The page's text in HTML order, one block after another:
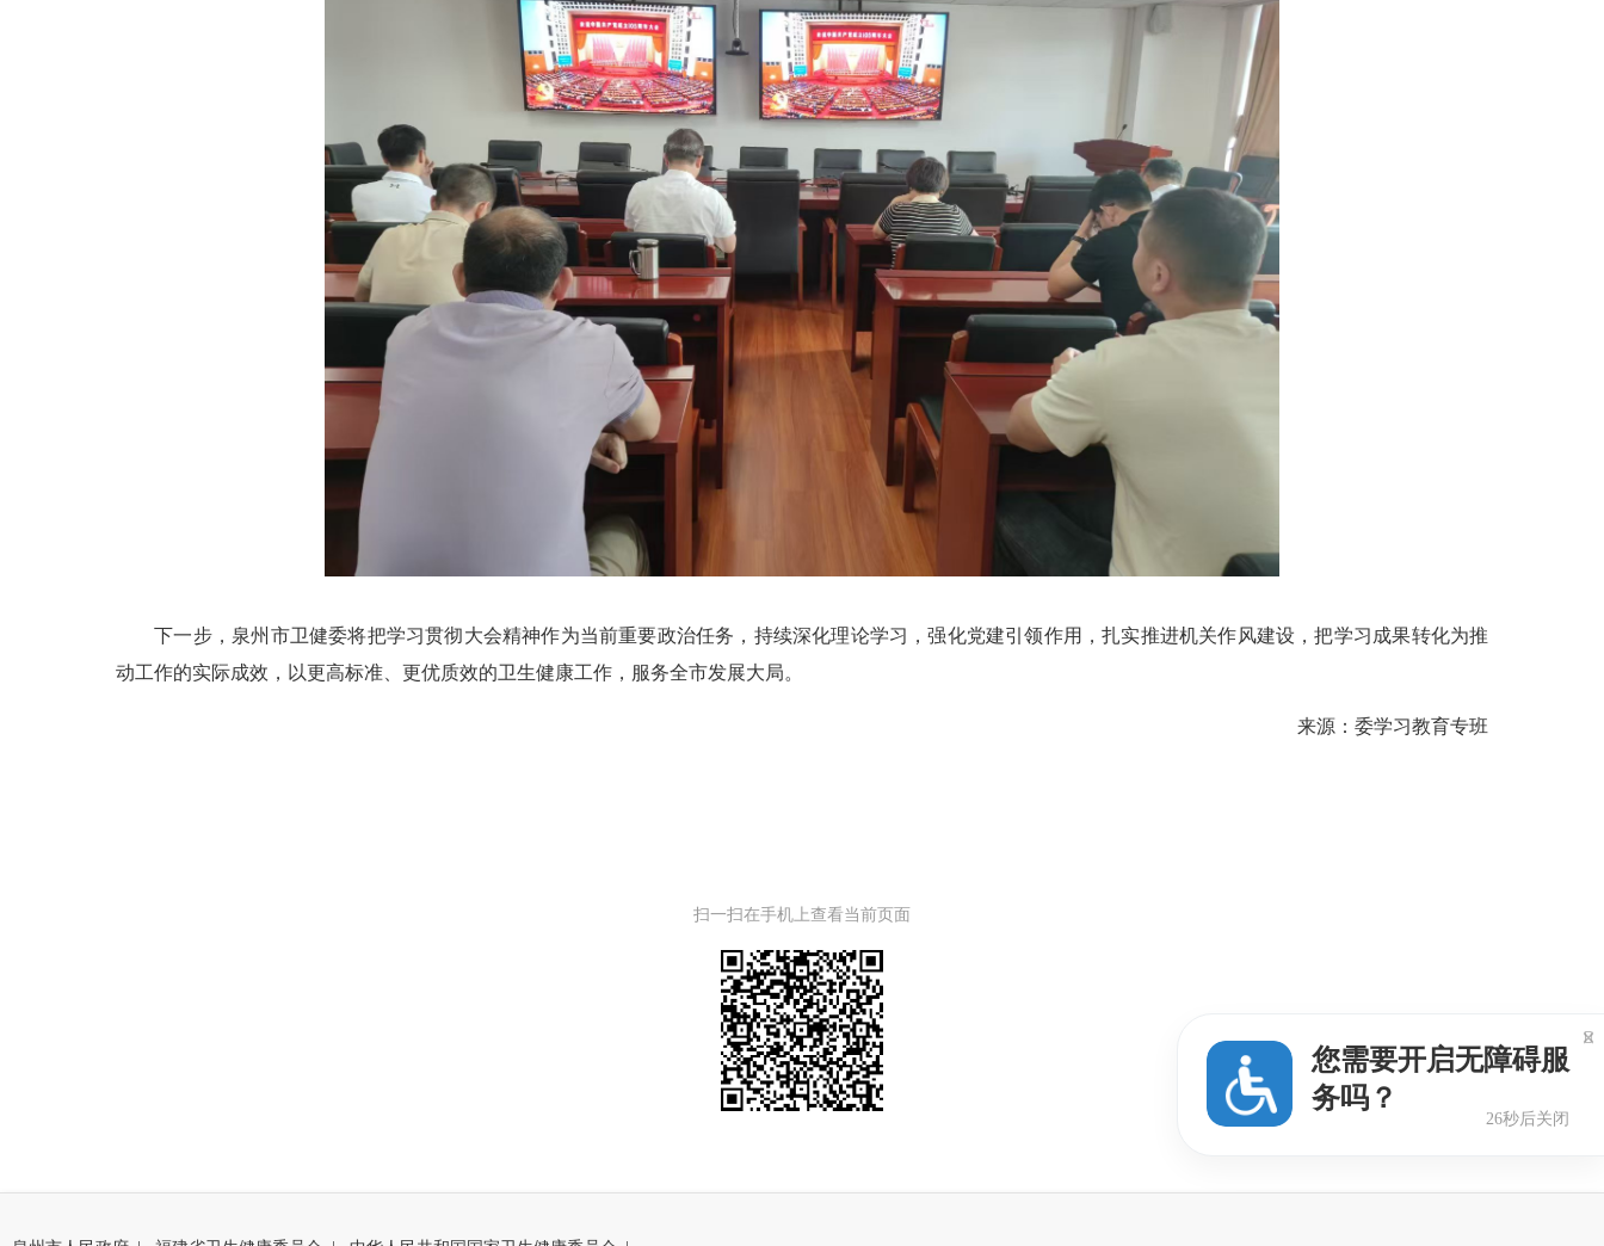
下一步，泉州市卫健委将把学习贯彻大会精神作为当前重要政治任务，持续深化理论学习，强化党建引领作用，扎实推进机关作风建设，把学习成果转化为推
动工作的实际成效，以更高标准、更优质效的卫生健康工作，服务全市发展大局。
来源：委学习教育专班
扫一扫在手机上查看当前页面
您需要开启无障碍服
务吗？
25秒后关闭
